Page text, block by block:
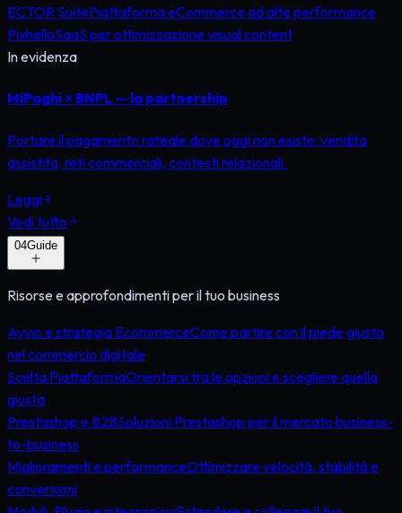
ECTOR SuitePiattaforma eCommerce ad alte performance
PixhelloSaaS per ottimizzazione visual content
In evidenza
MiPaghi × BNPL — la partnership
Portare il pagamento rateale dove oggi non esiste: vendita
assistita, reti commerciali, contesti relazionali.
Leggi
Vedi tutto
04Guide
Risorse e approfondimenti per il tuo business
Avvio e strategia EcommerceCome partire con il piede giusto
nel commercio digitale
Scelta PiattaformaOrientarsi tra le opzioni e scegliere quella
giusta
Prestashop e B2BSoluzioni Prestashop per il mercato business-
to-business
Miglioramenti e performanceOttimizzare velocità, stabilità e
conversioni